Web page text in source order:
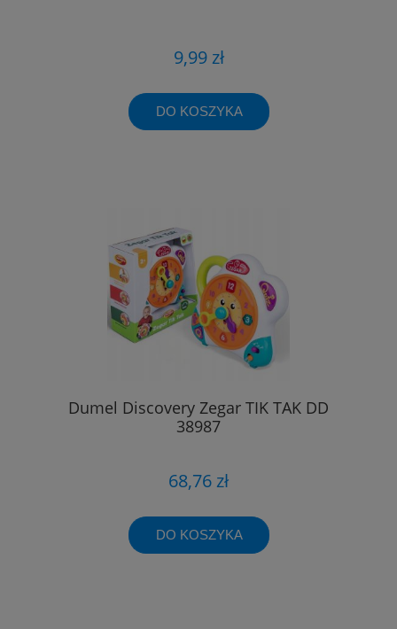
9,99 zł
DO KOSZYKA
Dumel Discovery Zegar TIK TAK DD
38987
68,76 zł
DO KOSZYKA